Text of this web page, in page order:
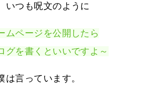
いつも呪文のように
ムページを公開したら
グを書くといいですよ～
は言っています。